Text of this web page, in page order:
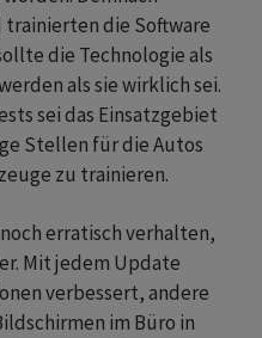
die Software
die Technologie als
als sie wirklich sei.
sei das Einsatzgebiet
Stellen für die Autos
zu trainieren.
erratisch verhalten,
Mit jedem Update
verbessert, andere
im Büro in